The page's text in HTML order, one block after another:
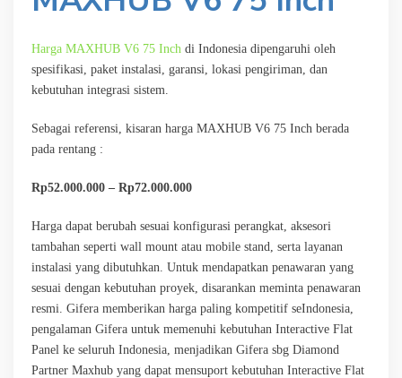
Harga MAXHUB V6 75 Inch di Indonesia dipengaruhi oleh
spesifikasi, paket instalasi, garansi, lokasi pengiriman, dan
kebutuhan integrasi sistem.
Sebagai referensi, kisaran harga MAXHUB V6 75 Inch berada
pada rentang :
Rp52.000.000 – Rp72.000.000
Harga dapat berubah sesuai konfigurasi perangkat, aksesori
tambahan seperti wall mount atau mobile stand, serta layanan
instalasi yang dibutuhkan. Untuk mendapatkan penawaran yang
sesuai dengan kebutuhan proyek, disarankan meminta penawaran
resmi. Gifera memberikan harga paling kompetitif seIndonesia,
pengalaman Gifera untuk memenuhi kebutuhan Interactive Flat
Panel ke seluruh Indonesia, menjadikan Gifera sbg Diamond
Partner Maxhub yang dapat mensuport kebutuhan Interactive Flat